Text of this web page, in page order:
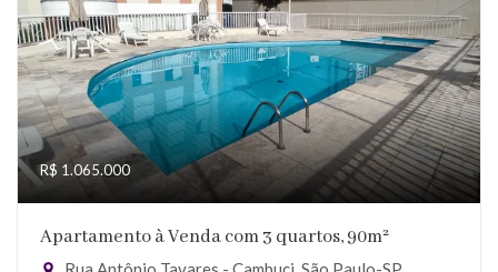
R$ 1.065.000
Apartamento à Venda com 3 quartos, 90m²